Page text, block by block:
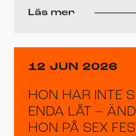
Läs mer
12 JUN 2026
HON HAR INTE
ENDA LÅT –
HON PÅ SEX